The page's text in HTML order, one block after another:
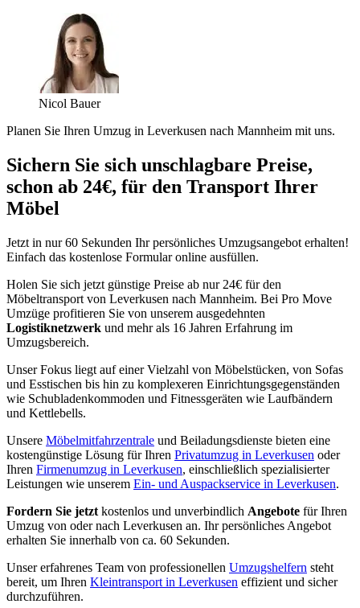
Nicol Bauer
Planen Sie Ihren Umzug in Leverkusen nach Mannheim mit uns.
Sichern Sie sich unschlagbare Preise,
schon ab 24€, für den Transport Ihrer
Möbel
Jetzt in nur 60 Sekunden Ihr persönliches Umzugsangebot erhalten!
Einfach das kostenlose Formular online ausfüllen.
Holen Sie sich jetzt günstige Preise ab nur 24€ für den
Möbeltransport von Leverkusen nach Mannheim. Bei Pro Move
Umzüge profitieren Sie von unserem ausgedehnten
Logistiknetzwerk und mehr als 16 Jahren Erfahrung im
Umzugsbereich.
Unser Fokus liegt auf einer Vielzahl von Möbelstücken, von Sofas
und Esstischen bis hin zu komplexeren Einrichtungsgegenständen
wie Schubladenkommoden und Fitnessgeräten wie Laufbändern
und Kettlebells.
Unsere Möbelmitfahrzentrale und Beiladungsdienste bieten eine
kostengünstige Lösung für Ihren Privatumzug in Leverkusen oder
Ihren Firmenumzug in Leverkusen, einschließlich spezialisierter
Leistungen wie unserem Ein- und Auspackservice in Leverkusen.
Fordern Sie jetzt kostenlos und unverbindlich Angebote für Ihren
Umzug von oder nach Leverkusen an. Ihr persönliches Angebot
erhalten Sie innerhalb von ca. 60 Sekunden.
Unser erfahrenes Team von professionellen Umzugshelfern steht
bereit, um Ihren Kleintransport in Leverkusen effizient und sicher
durchzuführen.